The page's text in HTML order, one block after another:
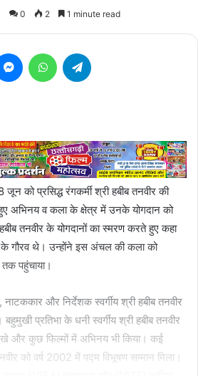
0 2 1 minute read
MessengerWhatsApp
को प्रसिद्ध रंगकर्मी श्री हबीब तनवीर की
अभिनय व कला के क्षेत्र में उनके योगदान को
तनवीर के योगदानों का स्मरण करते हुए कहा
के गौरव थे। उन्होंने इस अंचल की कला को
तक पहुंचाया।
नाटककार और निर्देशक स्वर्गीय श्री हबीब तनवीर
प्रतिभा के धनी स्वर्गीय श्री हबीब तनवीर
और कुछ फिल्मों में अभिनय भी किया। कई
को वर्ष 2002 में पद्म विभूषण सम्मान मिला।